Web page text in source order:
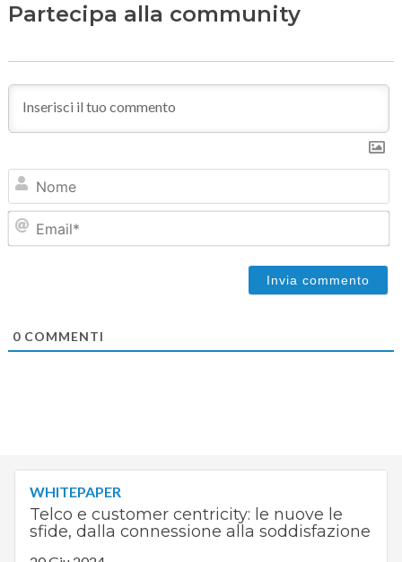
Partecipa alla community
0COMMENTI
WHITEPAPER
Telco e customer centricity: le nuove le
sfide, dalla connessione alla soddisfazione